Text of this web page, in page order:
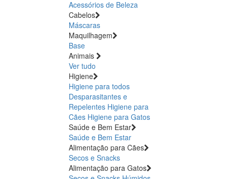
Acessórios de Beleza
Cabelos
Máscaras
Maquilhagem
Base
Animais
Ver tudo
Higiene
Higiene para todos
Desparasitantes e
Repelentes Higiene para
Cães Higiene para Gatos
Saúde e Bem Estar
Saúde e Bem Estar
Alimentação para Cães
Secos e Snacks
Alimentação para Gatos